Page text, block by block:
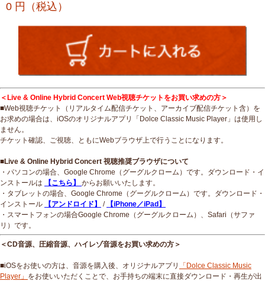
0 円（税込）
＜Live & Online Hybrid Concert Web視聴チケットをお買い求めの方＞
■Web視聴チケット（リアルタイム配信チケット、アーカイブ配信チケット含）を
お求めの場合は、iOSのオリジナルアプリ「Dolce Classic Music Player」は使用し
ません。
チケット確認、ご視聴、ともにWebブラウザ上で行うことになります。
■Live & Online Hybrid Concert 視聴推奨ブラウザについて
・パソコンの場合、Google Chrome（グーグルクローム）です。ダウンロード・イ
ンストールは
【こちら】
からお願いいたします。
・タブレットの場合、Google Chrome（グーグルクローム）です。ダウンロード・
インストール
【アンドロイド】 /
【iPhone／iPad】
・スマートフォンの場合Google Chrome（グーグルクローム）、Safari（サファ
リ）です。
＜CD音源、圧縮音源、ハイレゾ音源をお買い求めの方＞
■iOSをお使いの方は、音源を購入後、オリジナルアプリ
「Dolce Classic Music
Player」 をお使いいただくことで、お手持ちの端末に直接ダウンロード・再生が出